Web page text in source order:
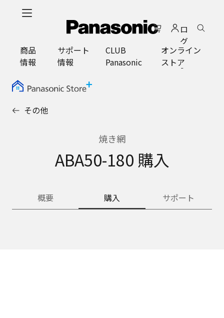
ロ
グ
イ
ン
商品
情報
サポート
情報
CLUB
Panasonic
オンライン
ストア
その他
焼き網
ABA50-180 購入
概要 購入 サポート